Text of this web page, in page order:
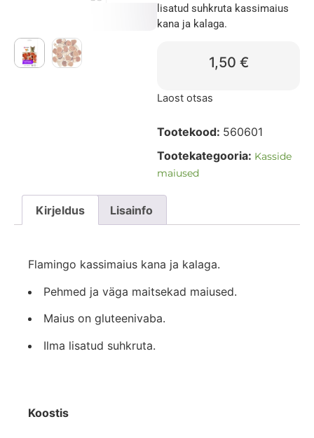
lisatud suhkruta kassimaius
kana ja kalaga.
1,50 €
Laost otsas
Tootekood: 560601
Tootekategooria: Kasside
maiused
Kirjeldus Lisainfo
Flamingo kassimaius kana ja kalaga.
Pehmed ja väga maitsekad maiused.
Maius on gluteenivaba.
Ilma lisatud suhkruta.
Koostis